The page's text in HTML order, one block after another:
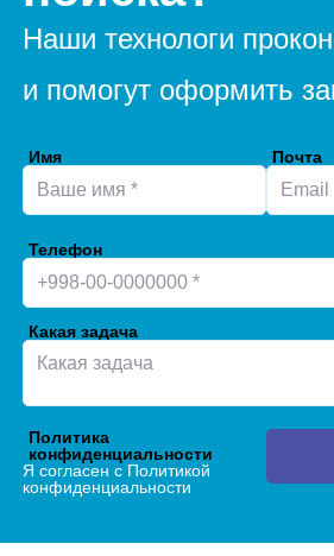
Наши технологи
и помогут оформить
Имя Почта
Телефон
Какая задача
Политика
конфиденциальности
Я согласен с Политикой
конфиденциальности